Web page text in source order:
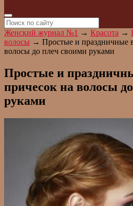
Женский журнал №1 → Красота →
волосы → Простые и праздничные
волосы до плеч своими руками
Простые и
причесок на волосы
руками